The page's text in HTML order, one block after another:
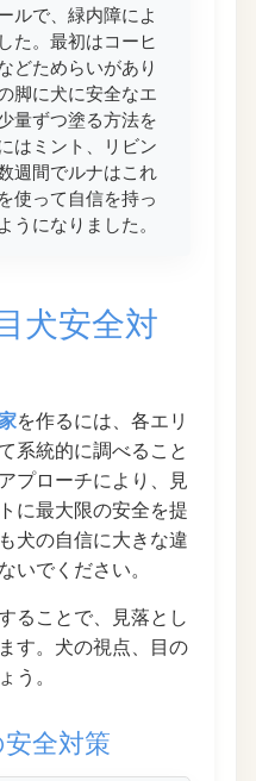
ルで、緑内障によ
た。最初はコーヒ
どためらいがあり
脚に犬に安全なエ
量ずつ塗る方法を
はミント、リビン
週間でルナはこれ
使って自信を持っ
うになりました。
犬安全対
を作るには、各エリ
系統的に調べること
プローチにより、見
に最大限の安全を提
犬の自信に大きな違
いでください。
ることで、見落とし
す。犬の視点、目の
う。
全対策